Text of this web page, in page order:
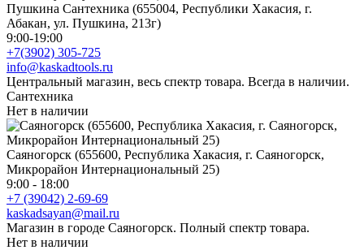
Пушкина Сантехника (655004, Республики Хакасия, г.
Абакан, ул. Пушкина, 213г)
9:00-19:00
+7(3902) 305-725
info@kaskadtools.ru
Центральный магазин, весь спектр товара. Всегда в наличии.
Сантехника
Нет в наличии
Саяногорск (655600, Республика Хакасия, г. Саяногорск,
Микрорайон Интернациональный 25)
9:00 - 18:00
+7 (39042) 2-69-69
kaskadsayan@mail.ru
Магазин в городе Саяногорск. Полный спектр товара.
Нет в наличии